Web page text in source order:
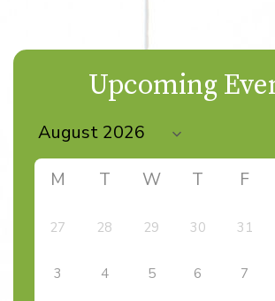
Upcoming
M T W T F
27 28 29 30 31
3 4 5 6 7